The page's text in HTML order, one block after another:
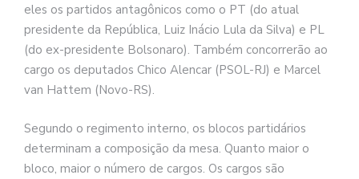
eles os partidos antagônicos como o PT (do atual
presidente da República, Luiz Inácio Lula da Silva) e PL
(do ex-presidente Bolsonaro). Também concorrerão ao
cargo os deputados Chico Alencar (PSOL-RJ) e Marcel
van Hattem (Novo-RS).
Segundo o regimento interno, os blocos partidários
determinam a composição da mesa. Quanto maior o
bloco, maior o número de cargos. Os cargos são